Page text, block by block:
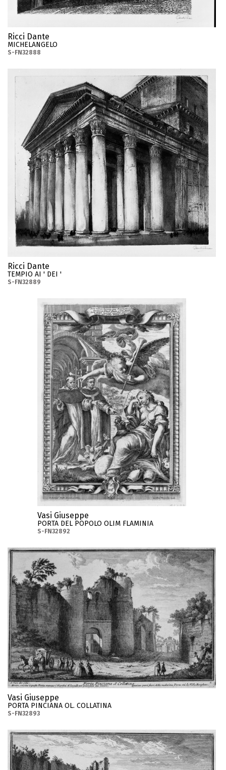
Ricci Dante
MICHELANGELO
S-FN32888
Ricci Dante
TEMPIO AI ' DEI '
S-FN32889
Vasi Giuseppe
PORTA DEL POPOLO OLIM FLAMINIA
S-FN32892
Vasi Giuseppe
PORTA PINCIANA OL. COLLATINA
S-FN32893